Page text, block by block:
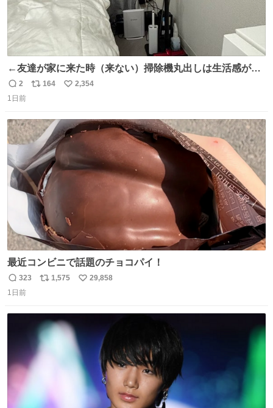
←友達が家に来た時（来ない）掃除機丸出しは生活感が出
てかっこ悪いなぁ →せや
返
信
2
リ
ト
数
164
い
数
2,354
1日前
最近コンビニで話題のチョコパイ！
返
信
323
リ
ト
数
1,575
い
29,858
1日前